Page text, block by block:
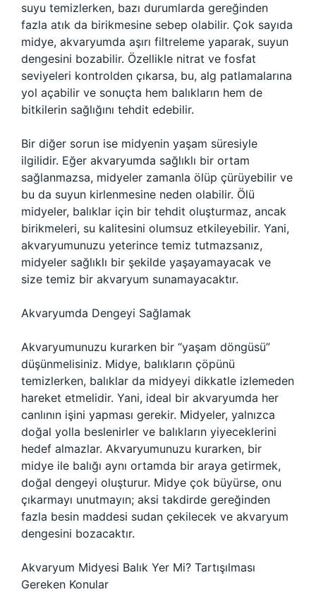
suyu temizlerken, bazı durumlarda gereğinden
fazla atık da birikmesine sebep olabilir. Çok sayıda
midye, akvaryumda aşırı filtreleme yaparak, suyun
dengesini bozabilir. Özellikle nitrat ve fosfat
seviyeleri kontrolden çıkarsa, bu, alg patlamalarına
yol açabilir ve sonuçta hem balıkların hem de
bitkilerin sağlığını tehdit edebilir.
Bir diğer sorun ise midyenin yaşam süresiyle
ilgilidir. Eğer akvaryumda sağlıklı bir ortam
sağlanmazsa, midyeler zamanla ölüp çürüyebilir ve
bu da suyun kirlenmesine neden olabilir. Ölü
midyeler, balıklar için bir tehdit oluşturmaz, ancak
birikmeleri, su kalitesini olumsuz etkileyebilir. Yani,
akvaryumunuzu yeterince temiz tutmazsanız,
midyeler sağlıklı bir şekilde yaşayamayacak ve
size temiz bir akvaryum sunamayacaktır.
Akvaryumda Dengeyi Sağlamak
Akvaryumunuzu kurarken bir “yaşam döngüsü”
düşünmelisiniz. Midye, balıkların çöpünü
temizlerken, balıklar da midyeyi dikkatle izlemeden
hareket etmelidir. Yani, ideal bir akvaryumda her
canlının işini yapması gerekir. Midyeler, yalnızca
doğal yolla beslenirler ve balıkların yiyeceklerini
hedef almazlar. Akvaryumunuzu kurarken, bir
midye ile balığı aynı ortamda bir araya getirmek,
doğal dengeyi oluşturur. Midye çok büyürse, onu
çıkarmayı unutmayın; aksi takdirde gereğinden
fazla besin maddesi sudan çekilecek ve akvaryum
dengesini bozacaktır.
Akvaryum Midyesi Balık Yer Mi? Tartışılması
Gereken Konular